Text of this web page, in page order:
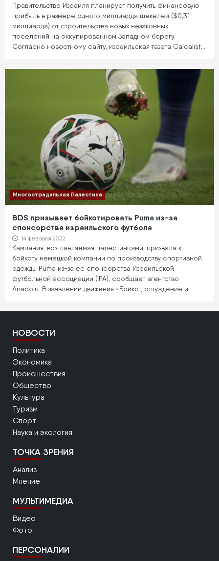
Правительство Израиля планирует получить финансовую
прибыль в размере одного миллиарда шекелей ($0,31
миллиарда) от строительства новых незаконных
поселений на оккупированном Западном берегу.
Согласно новостному сайту, израильская газета Calcalist…
Многострадальная Палестина
BDS призывает бойкотировать Puma из-за
спонсорства израильского футбола
14 февраля 2022
Кампания, возглавляемая палестинцами, призвала к
бойкоту немецкой компании по производству спортивной
одежды Puma из-за ее спонсорства Израильской
футбольной ассоциации (IFA), сообщает агентство
Anadolu. В заявлении движения «Бойкот, отчуждение и…
НОВОСТИ
Политика
Экономика
Происшествия
Общество
Культура
Туризм
Спорт
Наука и экология
ТОЧКА ЗРЕНИЯ
Анализ
Мнение
МУЛЬТИМЕДИА
Видео
Фото
ПЕРСОНАЛИИ